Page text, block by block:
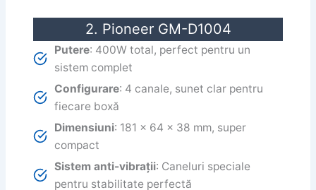
2. Pioneer GM-D1004
Putere: 400W total, perfect pentru un
sistem complet
Configurare: 4 canale, sunet clar pentru
fiecare boxă
Dimensiuni: 181 x 64 x 38 mm, super
compact
Sistem anti-vibrații: Caneluri speciale
pentru stabilitate perfectă